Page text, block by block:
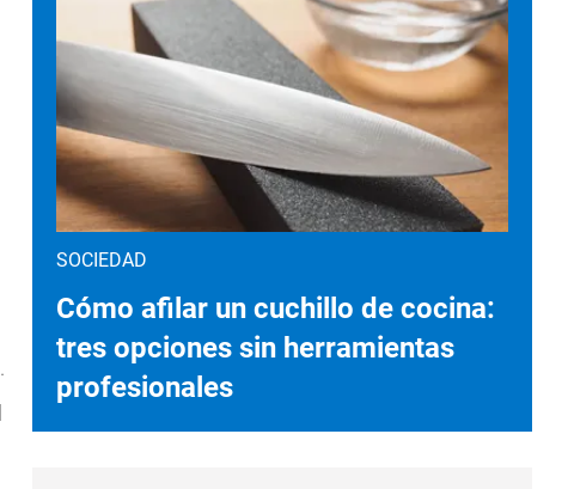
.
SOCIEDAD
Cómo afilar un cuchillo de cocina:
tres opciones sin herramientas
profesionales